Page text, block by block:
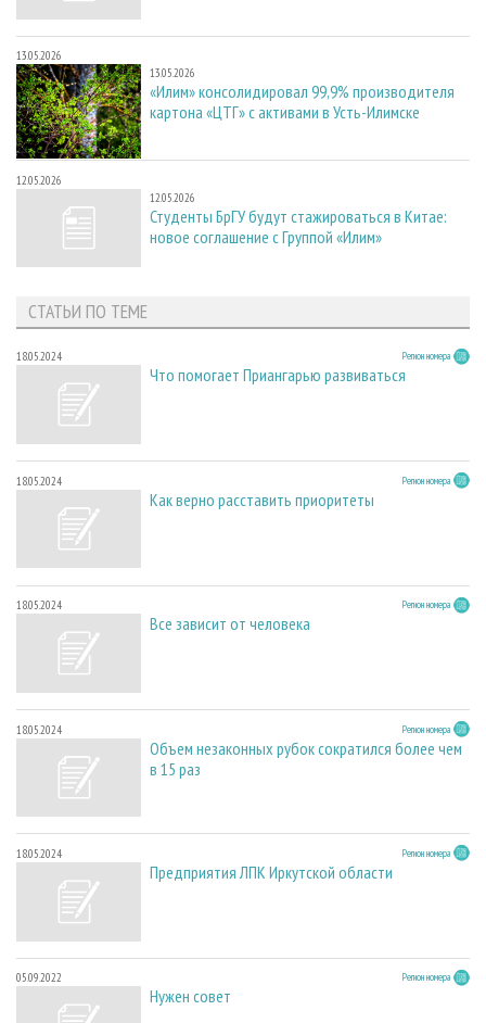
13.05.2026
13.05.2026
«Илим» консолидировал 99,9% производителя
картона «ЦТГ» с активами в Усть-Илимске
12.05.2026
12.05.2026
Студенты БрГУ будут стажироваться в Китае:
новое соглашение с Группой «Илим»
СТАТЬИ ПО ТЕМЕ
18.05.2024 Регион номера
Что помогает Приангарью развиваться
18.05.2024 Регион номера
Как верно расставить приоритеты
18.05.2024 Регион номера
Все зависит от человека
18.05.2024 Регион номера
Объем незаконных рубок сократился более чем
в 15 раз
18.05.2024 Регион номера
Предприятия ЛПК Иркутской области
05.09.2022 Регион номера
Нужен совет